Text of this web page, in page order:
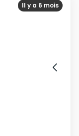
Il y a 6 mois